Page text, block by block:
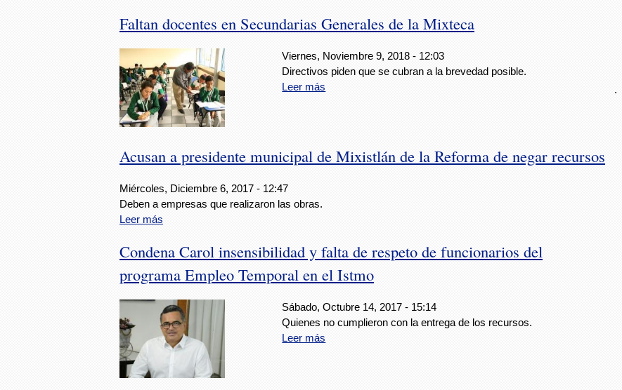
Faltan docentes en Secundarias Generales de la Mixteca
Viernes, Noviembre 9, 2018 - 12:03
Directivos piden que se cubran a la brevedad posible.
Leer más
Acusan a presidente municipal de Mixistlán de la Reforma de negar recursos
Miércoles, Diciembre 6, 2017 - 12:47
Deben a empresas que realizaron las obras.
Leer más
Condena Carol insensibilidad y falta de respeto de funcionarios del
programa Empleo Temporal en el Istmo
Sábado, Octubre 14, 2017 - 15:14
Quienes no cumplieron con la entrega de los recursos.
Leer más
.